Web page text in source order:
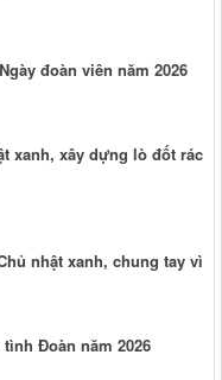
đoàn viên năm 2026
xanh, xây dựng lò đốt rác
nhật xanh, chung tay vì
Đoàn năm 2026